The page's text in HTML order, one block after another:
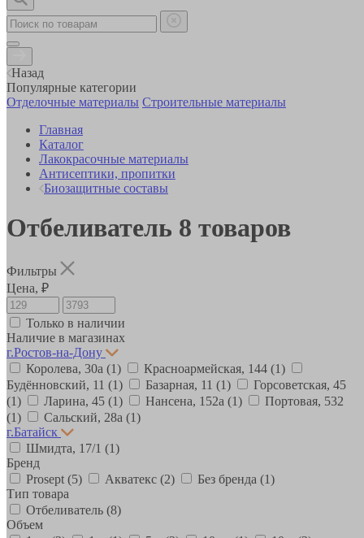
Назад
Популярные категории
Отделочные материалы Строительные материалы
Главная
Каталог
Лакокрасочные материалы
Антисептики, пропитки
Биозащитные составы
Отбеливатель 8 товаров
Фильтры
Цена, ₽
Только в наличии
Наличие в магазинах
г.Ростов-на-Дону
Королева, 30а (1) Красноармейская, 144 (1)
Будённовский, 11 (1) Базарная, 11 (1)
Горсоветская, 45
(1)
Ларина, 45 (1) Нансена, 152а (1)
Портовая, 532
(1)
Сальский, 28a (1)
г.Батайск
Шмидта, 17/1 (1)
Бренд
Prosept (5) Акватекс (2) Без бренда (1)
Тип товара
Отбеливатель (8)
Объем